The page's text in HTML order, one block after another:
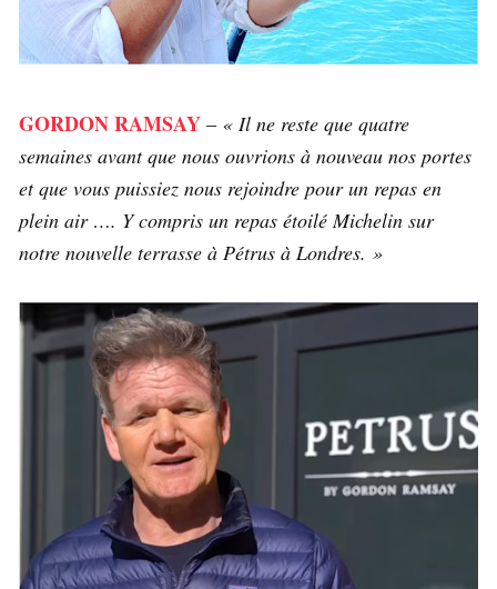
GORDON RAMSAY – « Il ne reste que quatre
semaines avant que nous ouvrions à nouveau nos portes
et que vous puissiez nous rejoindre pour un repas en
plein air …. Y compris un repas étoilé Michelin sur
notre nouvelle terrasse à Pétrus à Londres. »